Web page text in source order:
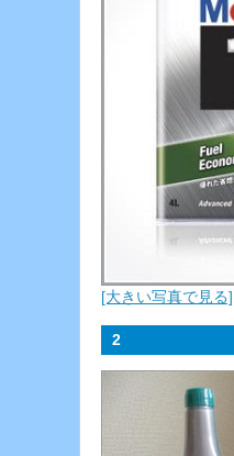
[大きい写真で見る]
2